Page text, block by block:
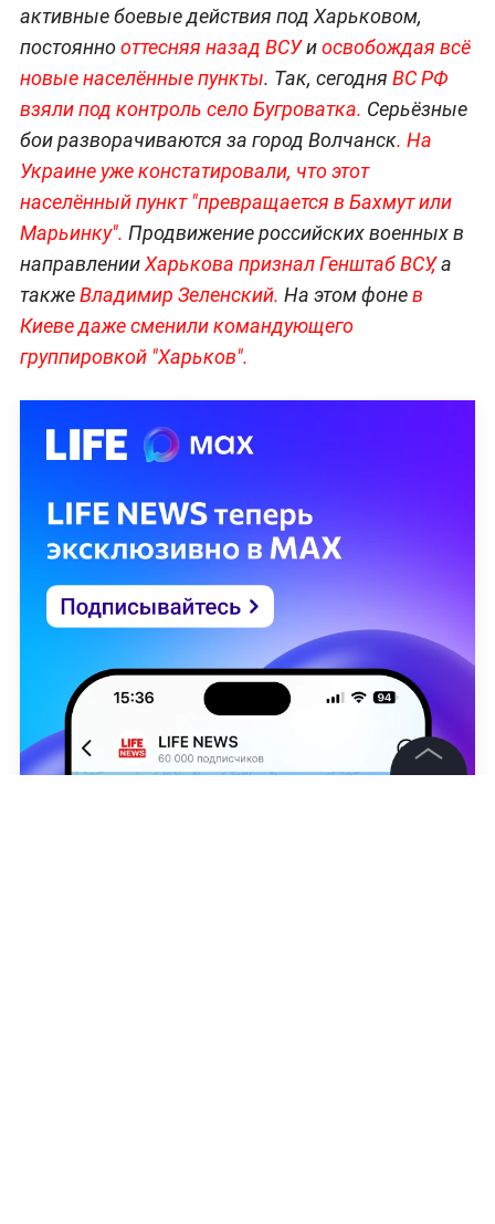
активные боевые действия под Харьковом,
постояннооттесняя назад ВСУиосвобождая всё
новые населённые пункты. Так, сегодня ВС РФ
взяли под контроль село Бугроватка. Серьёзные
бои разворачиваются за город Волчанск. На
Украине уже констатировали, что этот
населённый пункт "превращается в Бахмут или
Марьинку". Продвижение российских военных в
направленииХарькова признал Генштаб ВСУ,а
такжеВладимир Зеленский. На этом фонев
Киеве даже сменили командующего
группировкой "Харьков".